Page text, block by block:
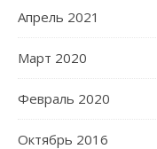
Апрель 2021
Март 2020
Февраль 2020
Октябрь 2016